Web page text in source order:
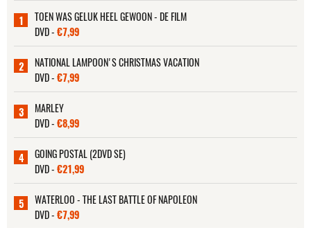
1
TOEN WAS GELUK HEEL GEWOON - DE FILM
DVD -€7,99
2
NATIONAL LAMPOON'S CHRISTMAS VACATION
DVD -€7,99
3
MARLEY
DVD -€8,99
4
GOING POSTAL (2DVD SE)
DVD -€21,99
5
WATERLOO - THE LAST BATTLE OF NAPOLEON
DVD -€7,99